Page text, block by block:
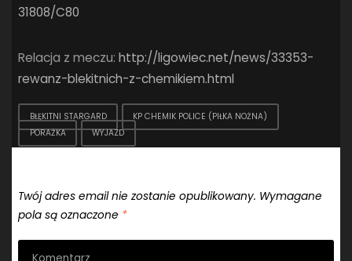
31808/C80
Relacja z meczu:http://ligowiec.net/news/33353-
rewanz-blekitnich-z-chemikiem.html
BŁĘKITNI STARGARD
KP CHEMIK POLICE (PIŁKA NOŻNA)
PORAŻKA
WYJAZD
Twój adres email nie zostanie opublikowany. Wymagane
pola są oznaczone *